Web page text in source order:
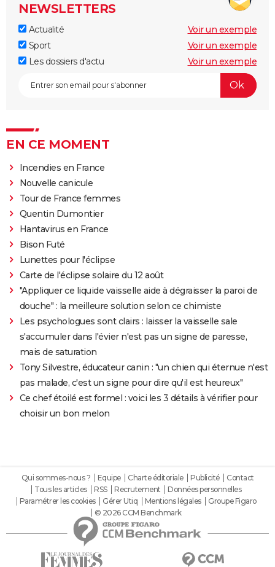
NEWSLETTERS
Actualité
Voir un exemple
Sport
Voir un exemple
Les dossiers d'actu
Voir un exemple
EN CE MOMENT
Incendies en France
Nouvelle canicule
Tour de France femmes
Quentin Dumontier
Hantavirus en France
Bison Futé
Lunettes pour l'éclipse
Carte de l'éclipse solaire du 12 août
"Appliquer ce liquide vaisselle aide à dégraisser la paroi de
douche" : la meilleure solution selon ce chimiste
Les psychologues sont clairs : laisser la vaisselle sale
s'accumuler dans l'évier n'est pas un signe de paresse,
mais de saturation
Tony Silvestre, éducateur canin : "un chien qui éternue n'est
pas malade, c'est un signe pour dire qu'il est heureux"
Ce chef étoilé est formel : voici les 3 détails à vérifier pour
choisir un bon melon
Qui sommes-nous ? Equipe Charte éditoriale Publicité
Contact
Tous les articles
RSS Recrutement
Données personnelles
Paramétrer les cookies
Gérer Utiq Mentions légales
Groupe Figaro
© 2026 CCM Benchmark